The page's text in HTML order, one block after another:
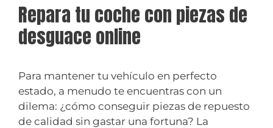
Repara tu coche con piezas de
desguace online
Para mantener tu vehículo en perfecto
estado, a menudo te encuentras con un
dilema: ¿cómo conseguir piezas de repuesto
de calidad sin gastar una fortuna? La